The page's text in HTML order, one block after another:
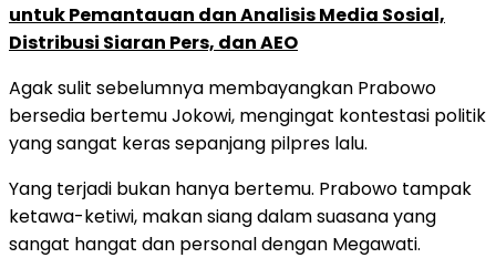
untuk Pemantauan dan Analisis Media Sosial,
Distribusi Siaran Pers, dan AEO
Agak sulit sebelumnya membayangkan Prabowo
bersedia bertemu Jokowi, mengingat kontestasi politik
yang sangat keras sepanjang pilpres lalu.
Yang terjadi bukan hanya bertemu. Prabowo tampak
ketawa-ketiwi, makan siang dalam suasana yang
sangat hangat dan personal dengan Megawati.